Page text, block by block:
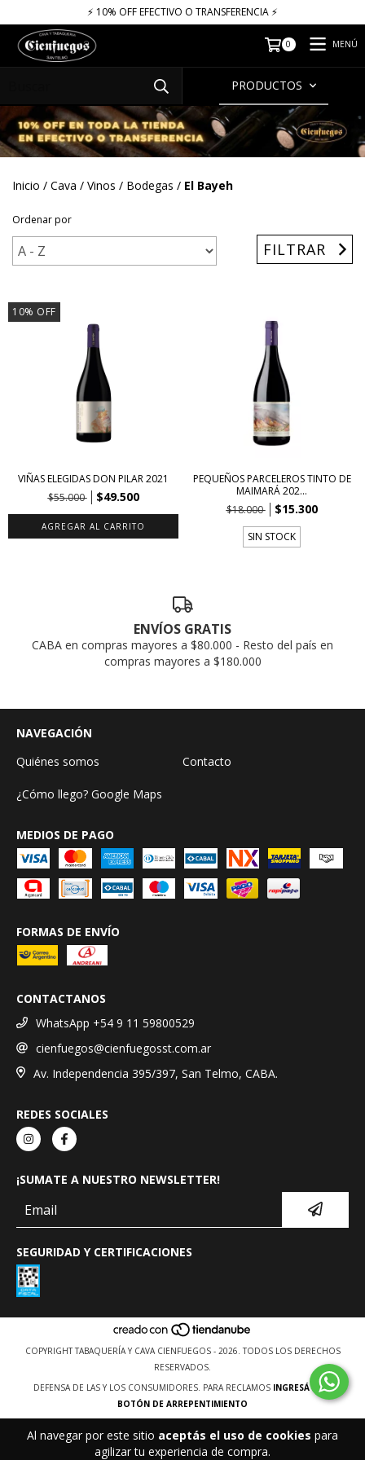
Al navegar por este sitio aceptás el uso de cookies para
agilizar tu experiencia de compra.
⚡​​​ 10% OFF EFECTIVO O TRANSFERENCIA ⚡​
0 MENÚ
PRODUCTOS
Inicio / Cava / Vinos / Bodegas / El Bayeh
Ordenar por
FILTRAR
10% OFF
VIÑAS ELEGIDAS DON PILAR 2021
$55.000
$49.500
PEQUEÑOS PARCELEROS TINTO DE
MAIMARÁ 202...
$18.000
$15.300
SIN STOCK
ENVÍOS GRATIS
CABA en compras mayores a $80.000 - Resto del país en
compras mayores a $180.000
NAVEGACIÓN
Quiénes somos
Contacto
¿Cómo llego? Google Maps
MEDIOS DE PAGO
FORMAS DE ENVÍO
CONTACTANOS
WhatsApp +54 9 11 59800529
cienfuegos@cienfuegosst.com.ar
Av. Independencia 395/397, San Telmo, CABA.
REDES SOCIALES
¡SUMATE A NUESTRO NEWSLETTER!
SEGURIDAD Y CERTIFICACIONES
COPYRIGHT TABAQUERÍA Y CAVA CIENFUEGOS - 2026. TODOS LOS DERECHOS
RESERVADOS.
DEFENSA DE LAS Y LOS CONSUMIDORES. PARA RECLAMOS INGRESÁ ACÁ.
BOTÓN DE ARREPENTIMIENTO